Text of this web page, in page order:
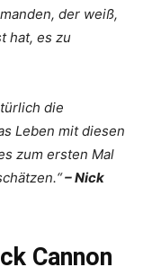
der weiß,
hat, es zu
die
Leben mit diesen
zum ersten Mal
– Nick
Cannon